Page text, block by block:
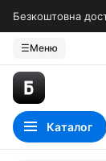
Безкоштовна
☰Меню
Каталог